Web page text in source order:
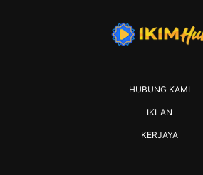
HUBUNG KAMI
IKLAN
KERJAYA